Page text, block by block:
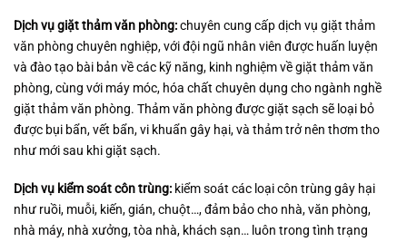
Dịch vụ giặt thảm văn phòng:chuyên cung cấp dịch vụ giặt thảm
văn phòng chuyên nghiệp, với đội ngũ nhân viên được huấn luyện
và đào tạo bài bản về các kỹ năng, kinh nghiệm về giặt thảm văn
phòng, cùng với máy móc, hóa chất chuyên dụng cho ngành nghề
giặt thảm văn phòng. Thảm văn phòng được giặt sạch sẽ loại bỏ
được bụi bẩn, vết bẩn, vi khuẩn gây hại, và thảm trở nên thơm tho
như mới sau khi giặt sạch.
Dịch vụ kiểm soát côn trùng: kiểm soát các loại côn trùng gây hại
như ruồi, muỗi, kiến, gián, chuột…, đảm bảo cho nhà, văn phòng,
nhà máy, nhà xưởng, tòa nhà, khách sạn… luôn trong tình trạng